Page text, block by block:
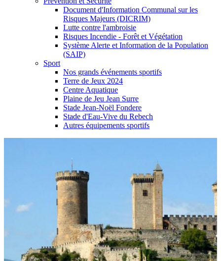
Document d'Information Communal sur les
Risques Majeurs (DICRIM)
Lutte contre l'ambroisie
Risques Incendie - Forêt et Végétation
Système Alerte et Information de la Population
(SAIP)
Sport
Nos grands événements sportifs
Terre de Jeux 2024
Centre Aquatique
Plaine de Jeu Jean Surre
Stade Jean-Noël Fondere
Stade d'Eau-Vive du Rebech
Autres équipements sportifs